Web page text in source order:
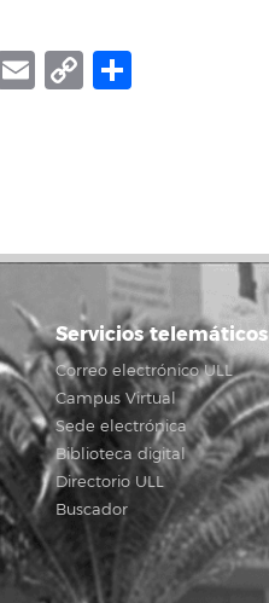
Email
Copy
Servicios telemáticos
Correo electrónico ULL
Campus Virtual
Sede electrónica
Biblioteca digital
Directorio ULL
Buscador